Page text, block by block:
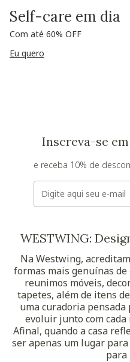
Self-care em dia
Com até 60% OFF
Eu quero
Inscreva-se
e receba 10% de
E-mail
WESTWING:
Na Westwing,
formas mais genuínas de
reunimos móveis,
tapetes, além de itens
uma curadoria
evoluir junto com cada
Afinal, quando a casa
ser apenas um lugar
para